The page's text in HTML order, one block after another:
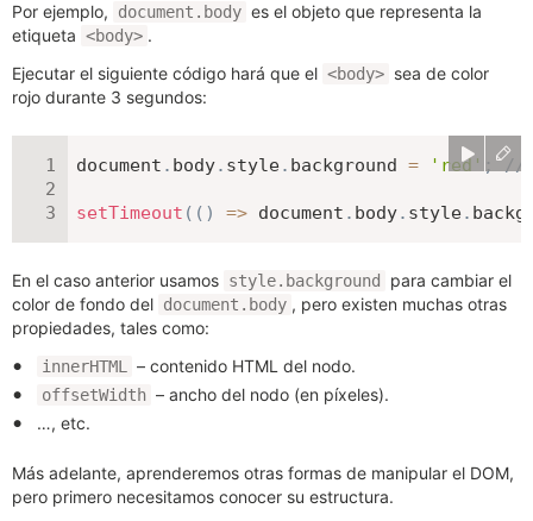
Por ejemplo,
document.body es el objeto que representa la
etiqueta <body> .
Ejecutar el siguiente código hará que el <body> sea de color
rojo durante 3 segundos:
document . body. style. background = 'red' ; //
setTimeout ( ( ) => document . body. style.
En el caso anterior usamos style.background
para cambiar el
color de fondo del document.body , pero existen muchas otras
propiedades, tales como:
innerHTML – contenido HTML del nodo.
offsetWidth – ancho del nodo (en píxeles).
…, etc.
Más adelante, aprenderemos otras formas de manipular el DOM,
pero primero necesitamos conocer su estructura.